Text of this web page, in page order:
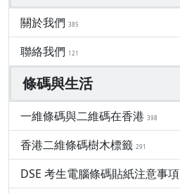
關於我們 385
聯絡我們 121
條碼與生活
一維條碼與二維碼在香港 398
香港二維條碼樹木標籤 291
DSE 考生電腦條碼貼紙注意事項